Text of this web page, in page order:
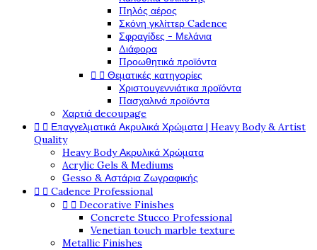
Πηλός αέρος
Σκόνη γκλίττερ Cadence
Σφραγίδες - Μελάνια
Διάφορα
Προωθητικά προϊόντα
  Θεματικές κατηγορίες
Χριστουγεννιάτικα προϊόντα
Πασχαλινά προϊόντα
Χαρτιά decoupage
  Επαγγελματικά Ακρυλικά Χρώματα | Heavy Body & Artist
Quality
Heavy Body Ακρυλικά Χρώματα
Acrylic Gels & Mediums
Gesso & Αστάρια Ζωγραφικής
  Cadence Professional
  Decorative Finishes
Concrete Stucco Professional
Venetian touch marble texture
Metallic Finishes